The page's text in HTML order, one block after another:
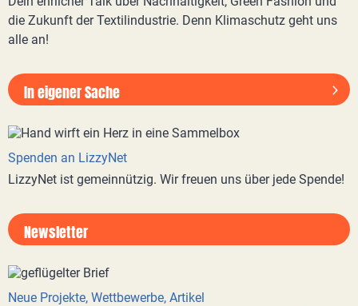
die Zukunft der Textilindustrie. Denn Klimaschutz geht uns
alle an!
In eigener Sache
Spenden an LizzyNet
LizzyNet ist gemeinnützig. Wir freuen uns über jede Spende!
Newsletter
Neue Projekte, Wettbewerbe, Artikel